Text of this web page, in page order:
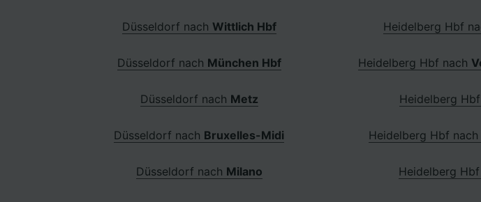
Düsseldorf nach Wittlich Hbf
Düsseldorf nach München Hbf
Düsseldorf nach Metz
Düsseldorf nach Bruxelles-Midi
Düsseldorf nach Milano
Heidelberg Hbf
Heidelberg Hbf nach
Heidelberg
Heidelberg Hbf nach
Heidelberg